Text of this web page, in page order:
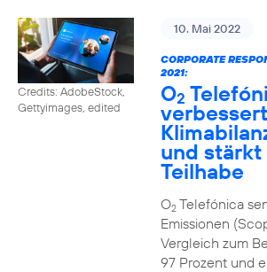
Credits: AdobeStock,
Gettyimages, edited
10. Mai 2022
CORPORATE
2021:
O2
verbessert
und
Teilhabe
O2Telefónica
Emissionen
Vergleich zum
97 Prozent und